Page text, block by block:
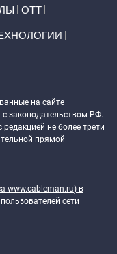
ОТТ
на сайте
с законодательством РФ.
не более трети
прямой
www.cableman.ru) в
сети